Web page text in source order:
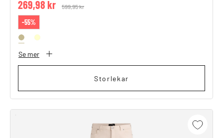
Price reduced from
599,95 kr
269,98 kr
-55%
Se mer
Storlekar